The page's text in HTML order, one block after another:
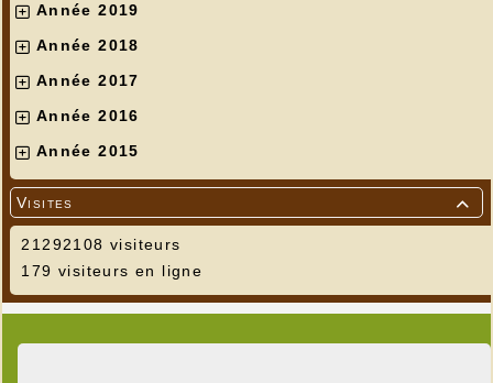
Année 2019
Année 2018
Année 2017
Année 2016
Année 2015

Visites
21292108 visiteurs
179 visiteurs en ligne